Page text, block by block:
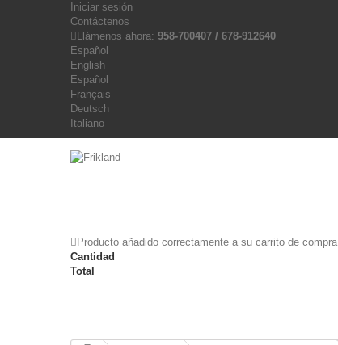
Iniciar sesión
Contáctenos
Llámenos ahora: 958-700407 / 678-912640
Español
English
Español
Français
Deutsch
Italiano
Producto añadido correctamente a su carrito de compra
Cantidad
Total